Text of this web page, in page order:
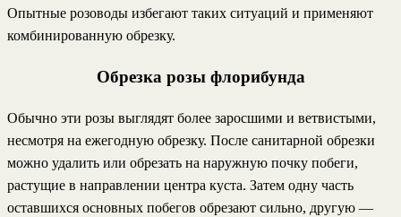
Опытные розоводы избегают таких ситуаций и применяют
комбинированную обрезку.
Обрезка розы флорибунда
Обычно эти розы выглядят более заросшими и ветвистыми,
несмотря на ежегодную обрезку. После санитарной обрезки
можно удалить или обрезать на наружную почку побеги,
растущие в направлении центра куста. Затем одну часть
оставшихся основных побегов обрезают сильно, другую —